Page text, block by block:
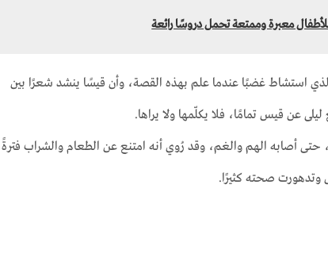
معبرة وممتعة تحمل دروسًا رائعة
والذي استشاط غضبًا عندما علم بهذه القصة، وأن قيسًا ينشد شعرًا بين
عن قيس تمامًا، فلا يكلّمها ولا يراها.
حتى أصابه الهم والغم، وقد رُوي أنه امتنع عن الطعام والشراب فترةً
وتدهورت صحته كثيرًا.